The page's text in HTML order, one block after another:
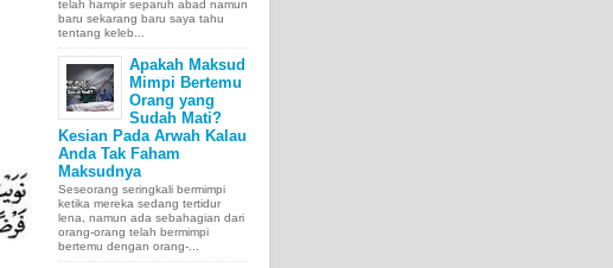
telah hampir separuh abad namun
baru sekarang baru saya tahu
tentang keleb...
Apakah Maksud
Mimpi Bertemu
Orang yang
Sudah Mati?
Kesian Pada Arwah Kalau
Anda Tak Faham
Maksudnya
Seseorang seringkali bermimpi
ketika mereka sedang tertidur
lena, namun ada sebahagian dari
orang-orang telah bermimpi
bertemu dengan orang-...